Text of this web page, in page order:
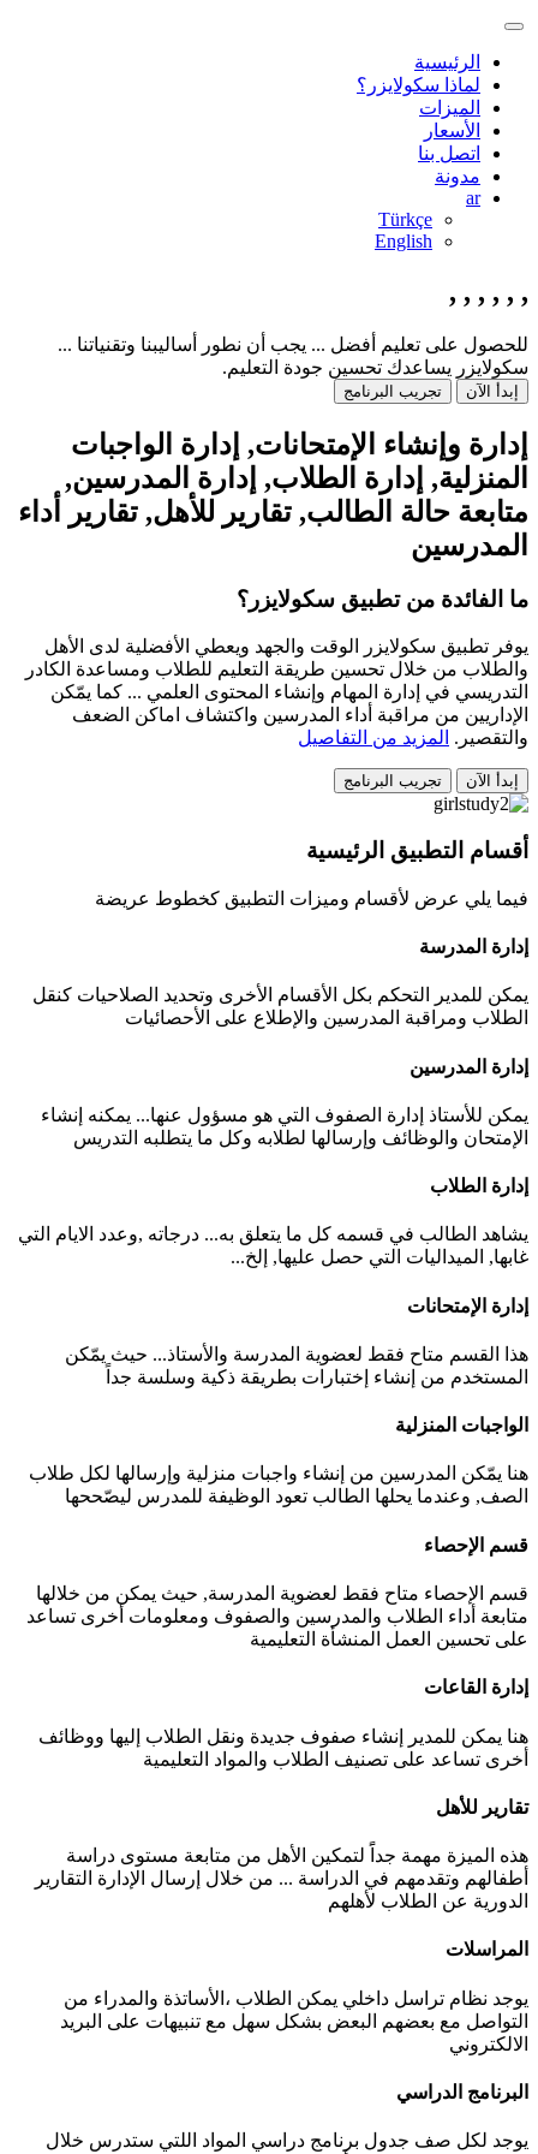
الرئيسية
لماذا سكولايزر؟
الميزات
الأسعار
اتصل بنا
مدونة
ar
Türkçe
English
,
,
,
,
,
,
للحصول على تعليم أفضل ... يجب أن نطور أساليبنا وتقنياتنا ...
سكولايزر يساعدك تحسين جودة التعليم.
إبدأ الآن تجريب البرنامج
إدارة وإنشاء الإمتحانات, إدارة الواجبات
المنزلية, إدارة الطلاب, إدارة المدرسين,
متابعة حالة الطالب, تقارير للأهل, تقارير أداء
المدرسين
ما الفائدة من تطبيق سكولايزر؟
يوفر تطبيق سكولايزر الوقت والجهد ويعطي الأفضلية لدى الأهل
والطلاب من خلال تحسين طريقة التعليم للطلاب ومساعدة الكادر
التدريسي في إدارة المهام وإنشاء المحتوى العلمي ... كما يمّكن
الإداريين من مراقبة أداء المدرسين واكتشاف اماكن الضعف
والتقصير. المزيد من التفاصيل
إبدأ الآن تجريب البرنامج
أقسام التطبيق الرئيسية
فيما يلي عرض لأقسام وميزات التطبيق كخطوط عريضة
إدارة المدرسة
يمكن للمدير التحكم بكل الأقسام الأخرى وتحديد الصلاحيات كنقل
الطلاب ومراقبة المدرسين والإطلاع على الأحصائيات
إدارة المدرسين
يمكن للأستاذ إدارة الصفوف التي هو مسؤول عنها... يمكنه إنشاء
الإمتحان والوظائف وإرسالها لطلابه وكل ما يتطلبه التدريس
إدارة الطلاب
يشاهد الطالب في قسمه كل ما يتعلق به... درجاته ,وعدد الايام التي
غابها, الميداليات التي حصل عليها, إلخ...
إدارة الإمتحانات
هذا القسم متاح فقط لعضوية المدرسة والأستاذ... حيث يمّكن
المستخدم من إنشاء إختبارات بطريقة ذكية وسلسة جداً
الواجبات المنزلية
هنا يمّكن المدرسين من إنشاء واجبات منزلية وإرسالها لكل طلاب
الصف, وعندما يحلها الطالب تعود الوظيفة للمدرس ليصّححها
قسم الإحصاء
قسم الإحصاء متاح فقط لعضوية المدرسة, حيث يمكن من خلالها
متابعة أداء الطلاب والمدرسين والصفوف ومعلومات أخرى تساعد
على تحسين العمل المنشأة التعليمية
إدارة القاعات
هنا يمكن للمدير إنشاء صفوف جديدة ونقل الطلاب إليها ووظائف
أخرى تساعد على تصنيف الطلاب والمواد التعليمية
تقارير للأهل
هذه الميزة مهمة جداًَ لتمكين الأهل من متابعة مستوى دراسة
أطفالهم وتقدمهم في الدراسة ... من خلال إرسال الإدارة التقارير
الدورية عن الطلاب لأهلهم
المراسلات
يوجد نظام تراسل داخلي يمكن الطلاب ،الأساتذة والمدراء من
التواصل مع بعضهم البعض بشكل سهل مع تنبيهات على البريد
الالكتروني
البرنامج الدراسي
يوجد لكل صف جدول برنامج دراسي المواد اللتي ستدرس خلال